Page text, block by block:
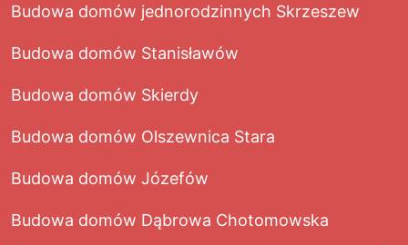
Budowa domów jednorodzinnych Skrzeszew
Budowa domów Stanisławów
Budowa domów Skierdy
Budowa domów Olszewnica Stara
Budowa domów Józefów
Budowa domów Dąbrowa Chotomowska